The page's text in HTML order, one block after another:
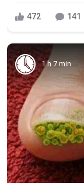
472 141
1 h 7 min